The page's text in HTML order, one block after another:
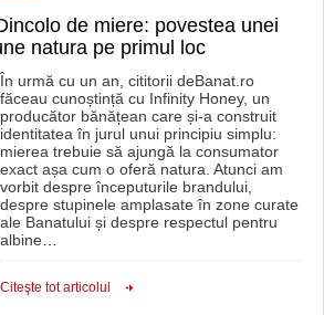
de miere: povestea unei
natura pe primul loc
În urmă cu un an, cititorii deBanat.ro
făceau cunoștință cu Infinity Honey, un
producător bănățean care și-a construit
identitatea în jurul unui principiu simplu:
mierea trebuie să ajungă la consumator
exact așa cum o oferă natura. Atunci am
vorbit despre începuturile brandului,
despre stupinele amplasate în zone curate
ale Banatului și despre respectul pentru
albine…
Citeşte tot articolul